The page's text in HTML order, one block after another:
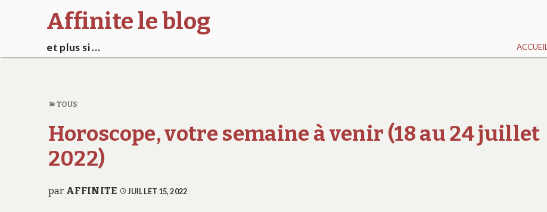
Affinite le blog
et plus si … ACCUEIL
TOUS
Horoscope, votre semaine à venir (18 au 24 juillet
2022)
par AFFINITE JUILLET 15, 2022